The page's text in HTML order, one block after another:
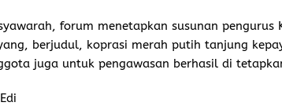
forum menetapkan susunan pengurus
berjudul, koprasi merah putih tanjung
juga untuk pengawasan berhasil di